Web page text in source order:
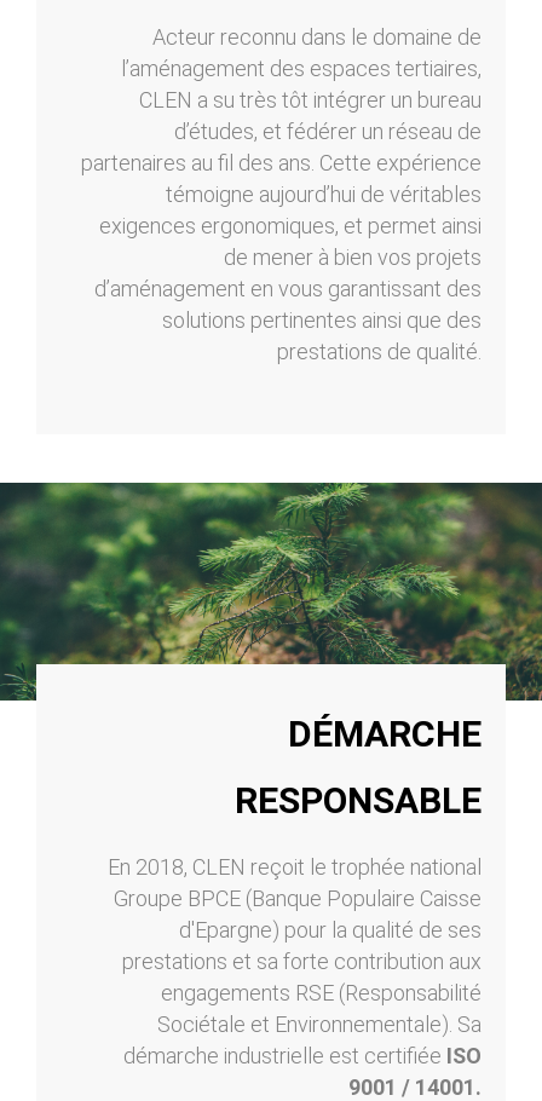
Acteur reconnu dans le domaine de
l’aménagement des espaces tertiaires,
CLEN a su très tôt intégrer un bureau
d’études, et fédérer un réseau de
partenaires au fil des ans. Cette expérience
témoigne aujourd’hui de véritables
exigences ergonomiques, et permet ainsi
de mener à bien vos projets
d’aménagement en vous garantissant des
solutions pertinentes ainsi que des
prestations de qualité.
DÉMARCHE
RESPONSABLE
En 2018, CLEN reçoit le trophée national
Groupe BPCE (Banque Populaire Caisse
d'Epargne) pour la qualité de ses
prestations et sa forte contribution aux
engagements RSE (Responsabilité
Sociétale et Environnementale). Sa
démarche industrielle est certifiée ISO
9001 / 14001.